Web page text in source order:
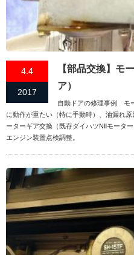
4.4
2017
【部品交換】モ
ア）
自動ドアの修理事例 モ
に動作が重たい（特に手動時）、油漏れ
ーターギア交換（既存ダイハツNⅡモータ
エンジン装置点検調整。